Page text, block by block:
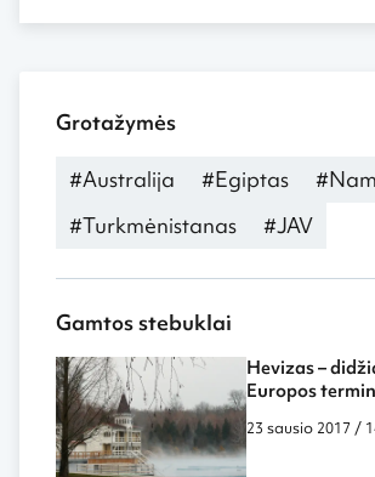
Grotažymės
#Australija #Egiptas
#Turkmėnistanas
#JAV
Gamtos stebuklai
Hevizas –
Europos
23 sausio 2017 /